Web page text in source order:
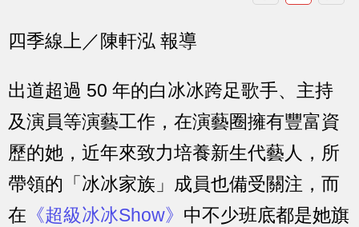
四季線上／陳軒泓 報導
出道超過 50 年的白冰冰跨足歌手、主持
及演員等演藝工作，在演藝圈擁有豐富資
歷的她，近年來致力培養新生代藝人，所
帶領的「冰冰家族」成員也備受關注，而
在 《超級冰冰Show》 中不少班底都是她旗